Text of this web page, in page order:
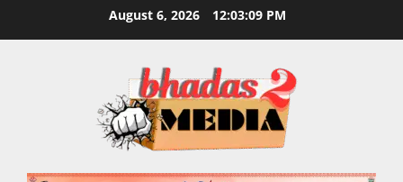
August 6, 2026 12:03:09 PM